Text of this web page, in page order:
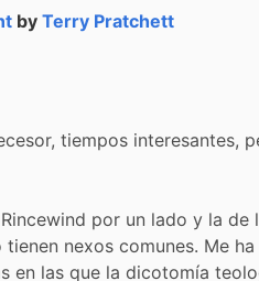
byTerry Pratchett
tiempos interesantes,
por un lado y la de
nexos comunes. Me ha
en las que la dicotomía